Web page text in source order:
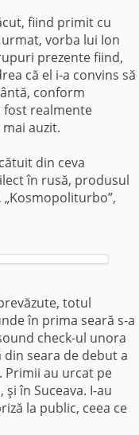
fiind primit cu
vorba lui Ion
prezente fiind,
că el i-a convins să
conform
fost realmente
auzit.
din ceva
în rusă, produsul
„Kosmopoliturbo”,
totul
în prima seară s-a
check-ul unora
seara de debut a
Primii au urcat pe
în Suceava. I-au
la public, ceea ce